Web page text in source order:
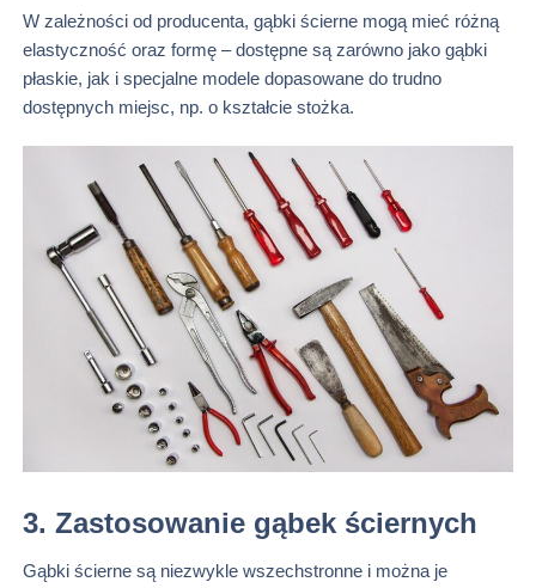
W zależności od producenta, gąbki ścierne mogą mieć różną
elastyczność oraz formę – dostępne są zarówno jako gąbki
płaskie, jak i specjalne modele dopasowane do trudno
dostępnych miejsc, np. o kształcie stożka.
3. Zastosowanie gąbek ściernych
Gąbki ścierne są niezwykle wszechstronne i można je